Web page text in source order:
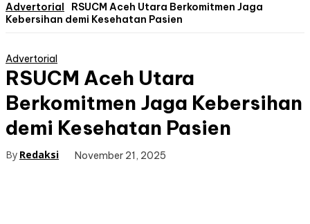
Advertorial
RSUCM Aceh Utara Berkomitmen Jaga
Kebersihan demi Kesehatan Pasien
Advertorial
RSUCM Aceh Utara
Berkomitmen Jaga Kebersihan
demi Kesehatan Pasien
By Redaksi November 21, 2025